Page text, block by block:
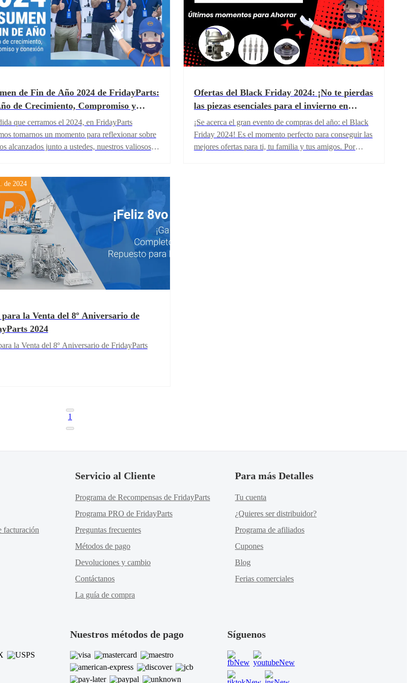
nuestra comunidad con premios en efectivo.
de Fin de Año 2024 de FridayParts:
de Crecimiento, Compromiso y
que cerramos el 2024, en FridayParts
tomarnos un momento para reflexionar sobre
alcanzados junto a ustedes, nuestros valiosos
queremos desearles un feliz año nuevo y
nuestro más sincero agradecimiento. Sin su
no habríamos llegado tan lejos. Nuestro
fundamental es siempre poner a nuestros
primero. Ahora, descubramos juntos los logros
año y veamos cuánto nos han ayudado.
Ofertas del Black Friday 2024: ¡No te pierdas
las piezas esenciales para el invierno en
FridayParts!
¡Se acerca el gran evento de compras del año: el Black
Friday 2024! Es el momento perfecto para conseguir las
mejores ofertas para ti, tu familia y tus amigos. Por
de 2024
la Venta del 8º Aniversario de
2024
la Venta del 8º Aniversario de FridayParts
1
facturación
Servicio al Cliente
Programa de Recompensas de FridayParts
Programa PRO de FridayParts
Preguntas frecuentes
Métodos de pago
Devoluciones y cambio
Contáctanos
La guía de compra
Para más Detalles
Tu cuenta
¿Quieres ser distribuidor?
Programa de afiliados
Cupones
Blog
Ferias comerciales
Nuestros métodos de pago Síguenos